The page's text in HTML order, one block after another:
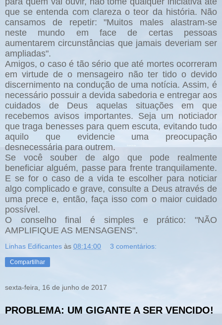
que se entenda com clareza o teor da história. Não
cansamos de repetir: "Muitos males alastram-se
neste mundo em face de certas pessoas
aumentarem circunstâncias que jamais deveriam ser
ampliadas".
Amigos, o caso é tão sério que até mortes ocorreram
em virtude de o mensageiro não ter tido o devido
discernimento na condução de uma notícia. Assim, é
necessário possuir a devida sabedoria e entregar aos
cuidados de Deus aquelas situações em que
recebemos avisos importantes. Seja um noticiador
que traga benesses para quem escuta, evitando tudo
aquilo que evidencie uma preocupação
desnecessária para outrem.
Se você souber de algo que pode realmente
beneficiar alguém, passe para frente tranquilamente.
E se for o caso de a vida te escolher para noticiar
algo complicado e grave, consulte a Deus através de
uma prece e, então, faça isso com o maior cuidado
possível.
O conselho final é simples e prático: "NÃO
AMPLIFIQUE AS MENSAGENS".
Linhas Edificantes às 08:14:00 3 comentários:
Compartilhar
sexta-feira, 16 de junho de 2017
PROBLEMA: UM GIGANTE A SER VENCIDO!